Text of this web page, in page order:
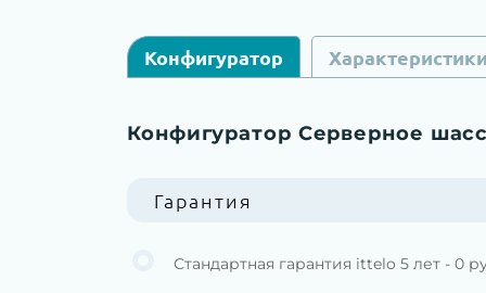
Конфигуратор Характеристики
Конфигуратор Серверное
Гарантия
Стандартная гарантия ittelo 5 лет - 0